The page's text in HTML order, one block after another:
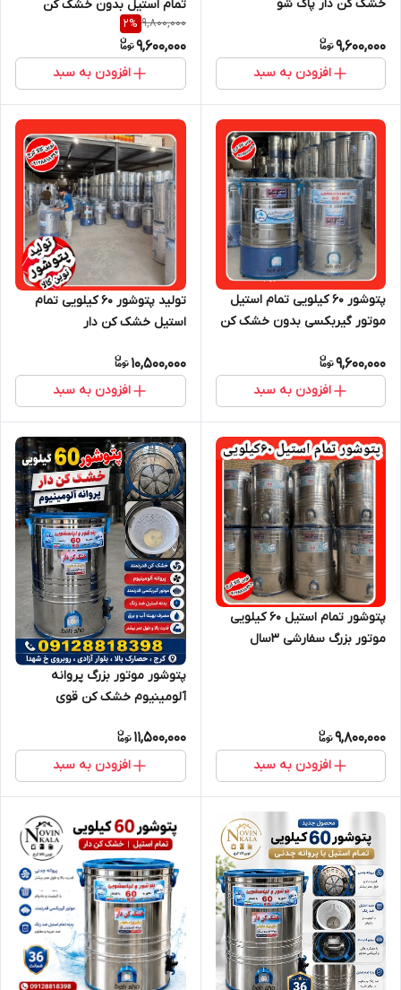
خشک کن دار پاک شو
9,600,000
افزودن به سبد
تمام استیل بدون خشک کن
9,800,000
2%
9,600,000
افزودن به سبد
پتوشور ۶۰ کیلویی تمام استیل
موتور گیربکسی بدون خشک کن
9,600,000
افزودن به سبد
تولید پتوشور ۶۰ کیلویی تمام
استیل خشک کن دار
10,500,000
افزودن به سبد
پتوشور تمام استیل ۶۰ کیلویی
موتور بزرگ سفارشی ۳سال
9,800,000
افزودن به سبد
پتوشور موتور بزرگ پروانه
آلومینیوم خشک کن قوی
11,500,000
افزودن به سبد